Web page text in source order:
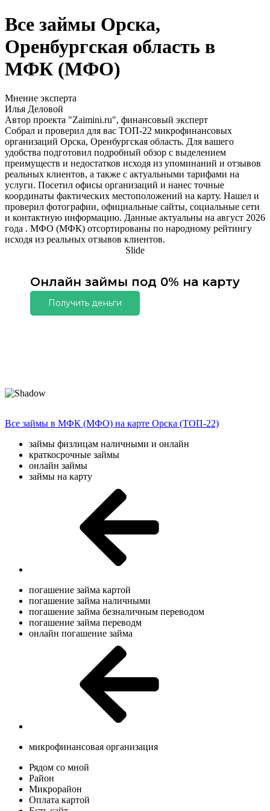
Все займы Орска,
Оренбургская область в
МФК (МФО)
Мнение эксперта
Илья Деловой
Автор проекта "Zaimini.ru", финансовый эксперт
Собрал и проверил для вас ТОП-22 микрофинансовых
организаций Орска, Оренбургская область. Для вашего
удобства подготовил подробный обзор с выделением
преимуществ и недостатков исходя из упоминаний и отзывов
реальных клиентов, а также с актуальными тарифами на
услуги. Посетил офисы организаций и нанес точные
координаты фактических местоположений на карту. Нашел и
проверил фотографии, официальные сайты, социальные сети
и контактную информацию. Данные актуальны на август 2026
года . МФО (МФК) отсортированы по народному рейтингу
исходя из реальных отзывов клиентов.
Slide
Онлайн займы под 0% на карту
Получить деньги
Все займы в МФК (МФО) на карте Орска (ТОП-22)
займы физлицам наличными и онлайн
краткосрочные займы
онлайн займы
займы на карту
погашение займа картой
погашение займа наличными
погашение займа безналичным переводом
погашение займа переводм
онлайн погашение займа
микрофинансовая организация
Рядом со мной
Район
Микрорайон
Оплата картой